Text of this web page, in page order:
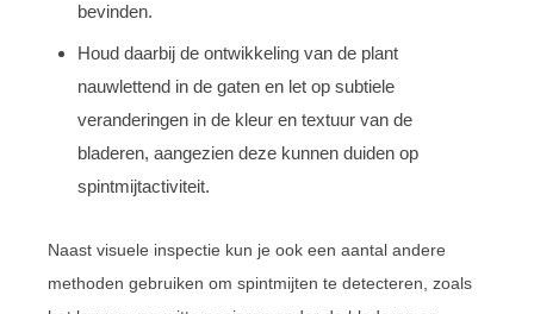
bevinden.
Houd daarbij de ontwikkeling van de plant
nauwlettend in de gaten en let op subtiele
veranderingen in de kleur en textuur van de
bladeren, aangezien deze kunnen duiden op
spintmijtactiviteit.
Naast visuele inspectie kun je ook een aantal andere
methoden gebruiken om spintmijten te detecteren, zoals